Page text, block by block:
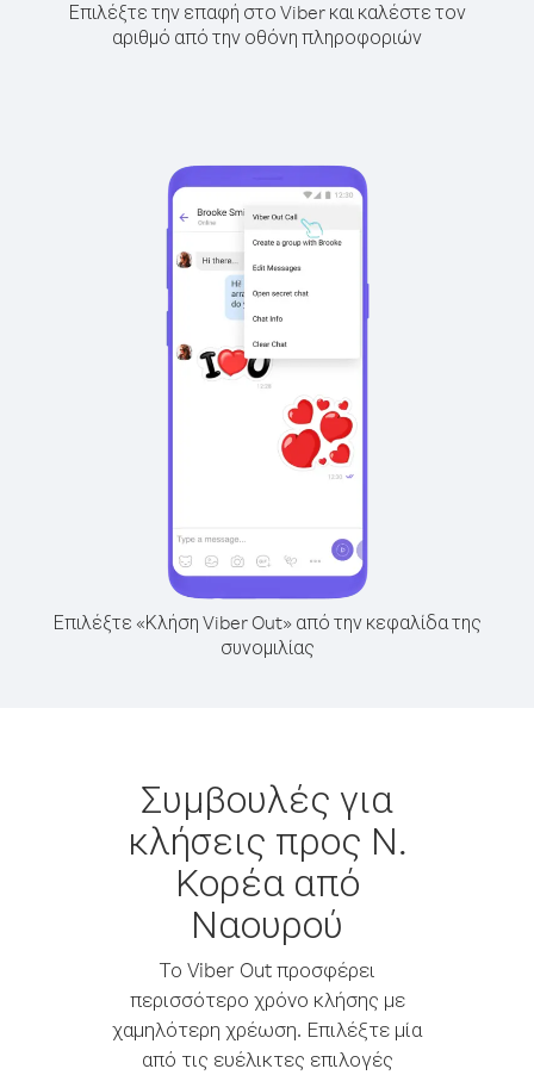
Επιλέξτε την επαφή στο Viber και καλέστε τον
αριθμό από την οθόνη πληροφοριών
Επιλέξτε «Κλήση Viber Out» από την κεφαλίδα της
συνομιλίας
Συμβουλές για
κλήσεις προς Ν.
Κορέα από
Ναουρού
Το Viber Out προσφέρει
περισσότερο χρόνο κλήσης με
χαμηλότερη χρέωση. Επιλέξτε μία
από τις ευέλικτες επιλογές